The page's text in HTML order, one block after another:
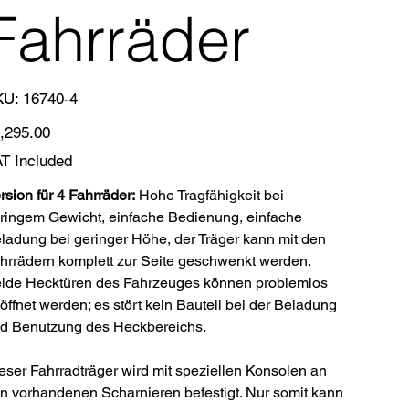
SKU
16740-
16740-4
Included
für 4 Fahrräder:Hohe Tragfähigkeit bei
Gewicht, einfache Bedienung, einfache
bei geringer Höhe, der Träger kann mit den
komplett zur Seite geschwenkt werden.
Hecktüren des Fahrzeuges können problemlos
werden; es stört kein Bauteil bei der Beladung
Benutzung des Heckbereichs.
Fahrradträger wird mit speziellen Konsolen an
vorhandenen Scharnieren befestigt. Nur somit kann